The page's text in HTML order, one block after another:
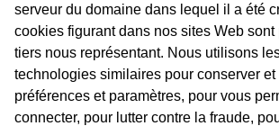
serveur du domaine dans lequel il a été
cookies figurant dans nos sites Web
tiers nous représentant. Nous utilisons
technologies similaires pour conserver
préférences et paramètres, pour vous
connecter, pour lutter contre la fraude,